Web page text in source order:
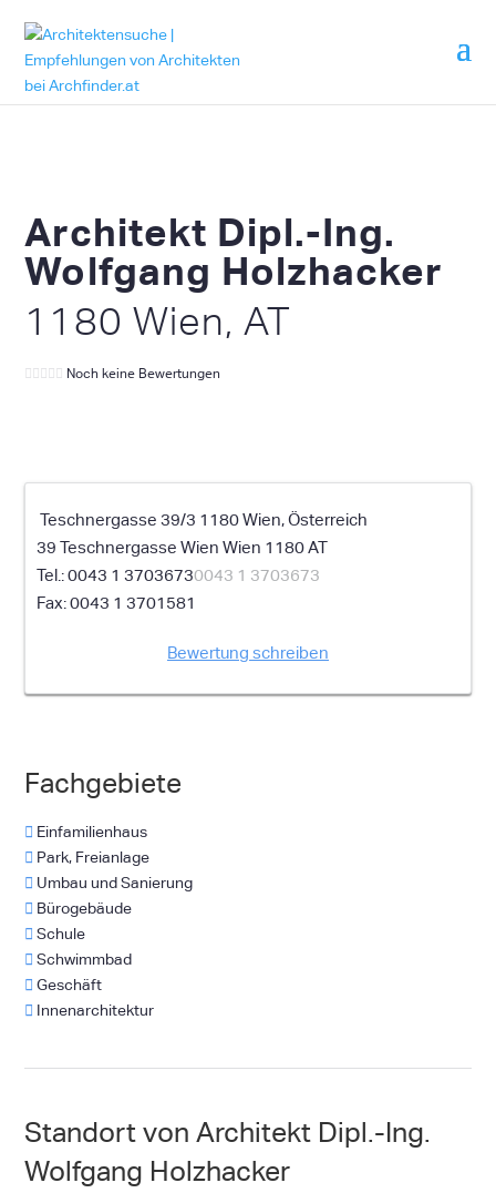
Architekt Dipl.-Ing.
Wolfgang Holzhacker
1180 Wien, AT
Noch keine Bewertungen
Teschnergasse 39/3 1180 Wien, Österreich
39 Teschnergasse Wien Wien 1180 AT
0043 1 37036730043 1 3703673
0043 1 3701581
Bewertung schreiben
Fachgebiete
Einfamilienhaus
Park, Freianlage
Umbau und Sanierung
Bürogebäude
Schule
Schwimmbad
Geschäft
Innenarchitektur
Standort von Architekt Dipl.-Ing.
Wolfgang Holzhacker